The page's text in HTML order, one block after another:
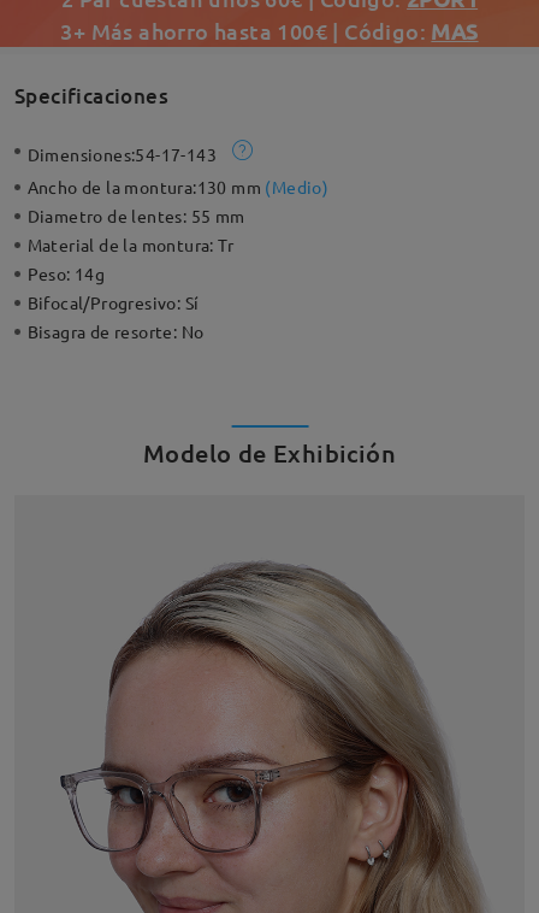
3+ Más ahorro hasta 100€ | Código: MAS
Specificaciones
Dimensiones:54-17-143
Ancho de la montura:130 mm (Medio)
Diametro de lentes: 55 mm
Material de la montura:Tr
Peso: 14g
Bifocal/Progresivo: Sí
Bisagra de resorte: No
Modelo de Exhibición